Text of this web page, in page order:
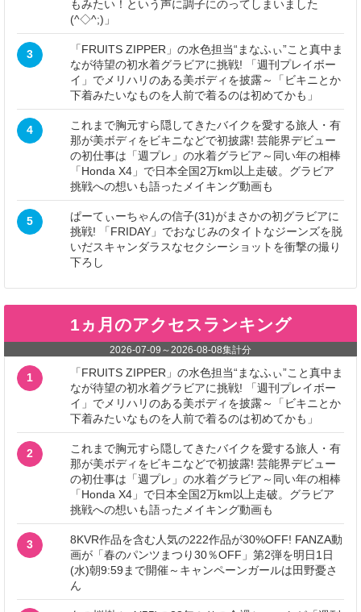
もみたい！という声に調子にのってしまいました
(^◇^;)」
3
「FRUITS ZIPPER」の水色担当“まなふぃ”こと真中ま
なが待望の初水着グラビアに挑戦! 「週刊プレイボー
イ」でメリハリのある美ボディを披露～「ビキニとか
下着みたいなものを人前で着るのは初めてかも」
4
これまで胸元すら隠してきたバイクを愛する旅人・有
那が美ボディをビキニなどで初披露! 芸能界デビュー
の初仕事は「週プレ」の水着グラビア～同い年の相棒
「Honda X4」で日本全国2万km以上走破。グラビア
挑戦への想いも語ったメイキング動画も
5
ぱーてぃーちゃんの信子(31)がまさかの初グラビアに
挑戦! 「FRIDAY」でおなじみのタイトなジーンズを脱
いだスキャンダラスなセクシーショットを衝撃の撮り
下ろし
1ヵ月のアクセスランキング
2026-07-09 ～2026-08-08集計分
1
「FRUITS ZIPPER」の水色担当“まなふぃ”こと真中ま
なが待望の初水着グラビアに挑戦! 「週刊プレイボー
イ」でメリハリのある美ボディを披露～「ビキニとか
下着みたいなものを人前で着るのは初めてかも」
2
これまで胸元すら隠してきたバイクを愛する旅人・有
那が美ボディをビキニなどで初披露! 芸能界デビュー
の初仕事は「週プレ」の水着グラビア～同い年の相棒
「Honda X4」で日本全国2万km以上走破。グラビア
挑戦への想いも語ったメイキング動画も
3
8KVR作品を含む人気の222作品が30%OFF! FANZA動
画が「春のパンツまつり30％OFF」第2弾を明日1日
(水)朝9:59まで開催～キャンペーンガールは田野憂さ
ん